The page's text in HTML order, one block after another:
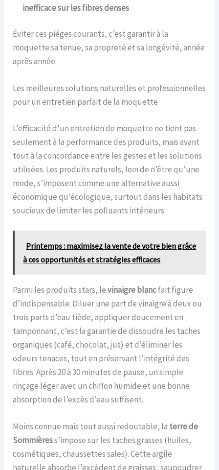
inefficace sur les fibres denses
Éviter ces piéges courants, c’est garantir à la
moquette sa tenue, sa propreté et sa longévité, année
après année.
Les meilleures solutions naturelles et professionnelles
pour un entretien parfait de la moquette
L’efficacité d’un entretien de moquette ne tient pas
seulement à la performance des produits, mais avant
tout à la concordance entre les gestes et les solutions
utilisées. Les produits naturels, loin de n’être qu’une
mode, s’imposent comme une alternative aussi
économique qu’écologique, surtout dans les habitats
soucieux de limiter les polluants intérieurs.
Printemps : maximisez la vente de votre bien grâce
à ces opportunités et stratégies efficaces
Parmi les produits stars, levinaigre blancfait figure
d’indispensable. Diluer une part de vinaigre à deux ou
trois parts d’eau tiède, appliquer doucement en
tamponnant, c’est la garantie de dissoudre les taches
organiques (café, chocolat, jus) et d’éliminer les
odeurs tenaces, tout en préservant l’intégrité des
fibres. Après 20 à 30 minutes de pause, un simple
rinçage léger avec un chiffon humide et une bonne
absorption de l’excès d’eau suffisent.
Moins connue mais tout aussi redoutable, la terre de
Sommièress’impose sur les taches grasses (huiles,
cosmétiques, chaussettes sales). Cette argile
naturelle absorbe l’excèdent de graisses : saupoudrer